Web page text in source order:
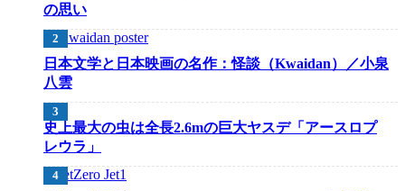
の思い
日本文学と日本映画の名作：怪談（Kwaidan）／小泉
八雲
史上最大の虫は全長2.6mの巨大ヤスデ「アースロプ
レウラ」